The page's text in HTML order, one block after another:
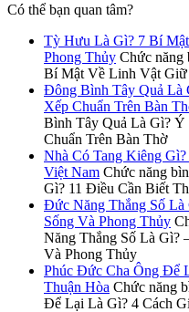
Có thể bạn quan tâm?
Tỳ Hưu Là Gì? 7 Bí
Phong Thủy Chức năng
Bí Mật Về Linh Vật Giữ
Đông Bình Tây Quả Là
Xếp Chuẩn Trên Bàn
Bình Tây Quả Là Gì? Ý
Chuẩn Trên Bàn Thờ
Nhà Có Tang Kiêng
Việt Nam Chức năng
Gì? 11 Điều Cần Biết
Đức Năng Thắng Số Là
Sống Và Phong Thủy
Năng Thắng Số Là Gì?
Và Phong Thủy
Phúc Đức Cha Ông Để
Thuận Hòa Chức năng
Để Lại Là Gì? 4 Cách